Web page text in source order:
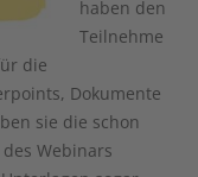
haben den
Teilnehme
die
Dokumente
sie die schon
Webinars